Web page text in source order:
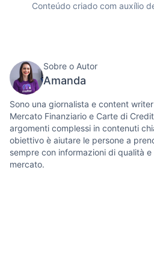
Conteúdo criado com auxílio
Sobre o Autor
Amanda
Sono una giornalista e content
Mercato Finanziario e Carte di
argomenti complessi in contenuti
obiettivo è aiutare le persone a
sempre con informazioni di qualità
mercato.